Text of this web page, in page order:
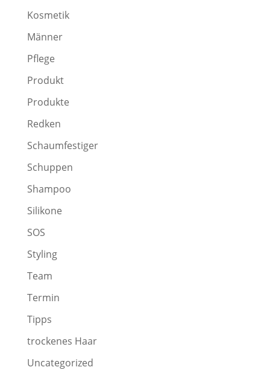
Kosmetik
Männer
Pflege
Produkt
Produkte
Redken
Schaumfestiger
Schuppen
Shampoo
Silikone
SOS
Styling
Team
Termin
Tipps
trockenes Haar
Uncategorized